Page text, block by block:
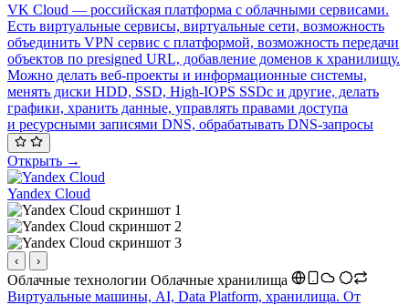
VK Cloud — российская платформа с облачными сервисами.
Есть виртуальные сервисы, виртуальные сети, возможность
объединить VPN сервис с платформой, возможность передачи
объектов по presigned URL, добавление доменов к хранилищу.
Можно делать веб-проекты и информационные системы,
менять диски HDD, SSD, High-IOPS SSDс и другие, делать
графики, хранить данные, управлять правами доступа
и ресурсными записями DNS, обрабатывать DNS‑запросы
Открыть →
Yandex Cloud
‹ ›
Облачные технологии Облачные хранилища
Виртуальные машины, AI, Data Platform, хранилища. От